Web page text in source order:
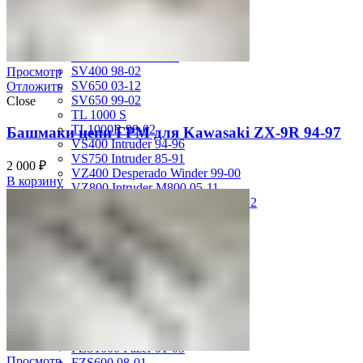
SV400 98-02
SV650 03-12
SV650 99-02
TL 1000 S
TL1000R 98-02
VS400 Intruder 94-96
VS750 Intruder 85-91
VZ400 Desperado Winder 99-00
VZ800 Intruder M800 05-11
VZR1800 Boulevard M109R 06-12
FZ-1 N/S 06-15
FZ-6 N/S 04-07
FZR 400 90-94
FZR1000 87-90
FZR1000 91-93
FZS1000 Fazer 01-05
Просмотр
Отложить
Close
Башмаки цепи ГРМ для Kawasaki ZX-9R 94-97
2 000 ₽
В корзину